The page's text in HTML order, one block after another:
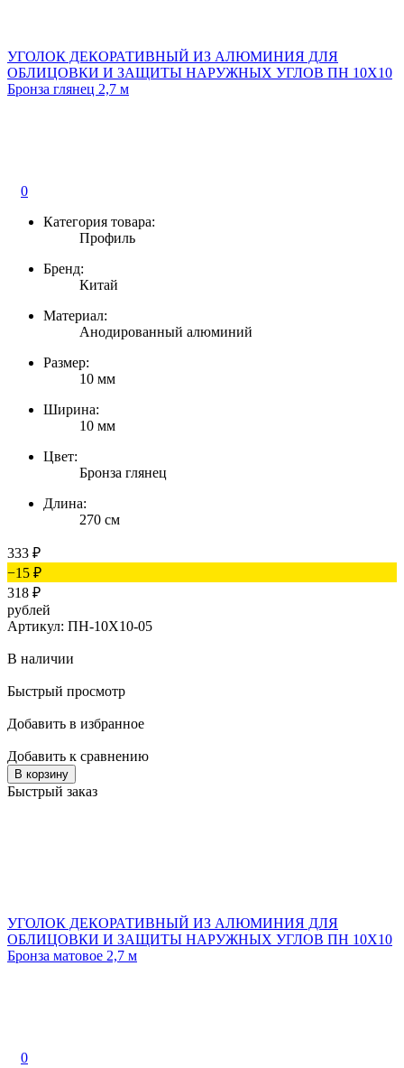
УГОЛОК ДЕКОРАТИВНЫЙ ИЗ АЛЮМИНИЯ ДЛЯ
ОБЛИЦОВКИ И ЗАЩИТЫ НАРУЖНЫХ УГЛОВ ПН 10Х10
Бронза глянец 2,7 м
0
Категория товара:
Профиль
Бренд:
Китай
Материал:
Анодированный алюминий
Размер:
10 мм
Ширина:
10 мм
Цвет:
Бронза глянец
Длина:
270 см
333 ₽
−15 ₽
318 ₽
рублей
Артикул: ПН-10Х10-05
В наличии
Быстрый просмотр
Добавить в избранное
Добавить к сравнению
В корзину
Быстрый заказ
УГОЛОК ДЕКОРАТИВНЫЙ ИЗ АЛЮМИНИЯ ДЛЯ
ОБЛИЦОВКИ И ЗАЩИТЫ НАРУЖНЫХ УГЛОВ ПН 10Х10
Бронза матовое 2,7 м
0